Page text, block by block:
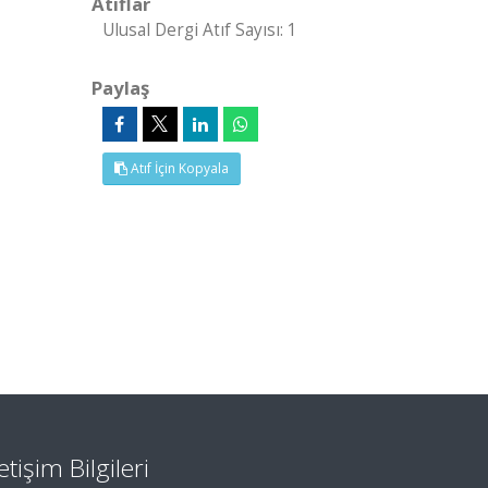
Ulusal Dergi Atıf Sayısı: 1
Paylaş
Atıf İçin Kopyala
Bilgileri